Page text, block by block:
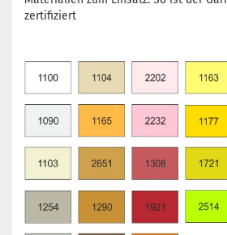
zertifiziert